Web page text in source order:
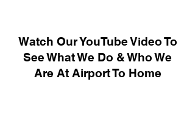
Watch Our YouTube Video To
See What We Do & Who We
Are At Airport To Home